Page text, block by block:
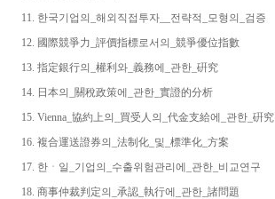
11. 한국기업의_해외직접투자__전략적_모형의_검증
12. 國際競爭力_評價指標로서의_競爭優位指數
13. 指定銀行의_權利와_義務에_관한_硏究
14. 日本의_關稅政策에_관한_實證的分析
15. Vienna_協約上의_買受人의_代金支給에_관한_硏究
16. 複合運送證券의_法制化_및_標準化_方案
17. 한ㆍ일_기업의_수출위험관리에_관한_비교연구
18. 商事仲裁判定의_承認_執行에_관한_諸問題